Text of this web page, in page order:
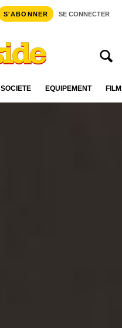
S'ABONNER SE CONNECTER
SOCIÉTÉ ÉQUIPEMENT